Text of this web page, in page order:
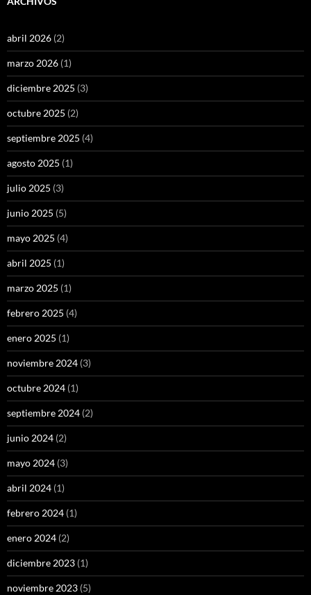
abril 2026 (2)
marzo 2026 (1)
diciembre 2025 (3)
octubre 2025 (2)
septiembre 2025 (4)
agosto 2025 (1)
julio 2025 (3)
junio 2025 (5)
mayo 2025 (4)
abril 2025 (1)
marzo 2025 (1)
febrero 2025 (4)
enero 2025 (1)
noviembre 2024 (3)
octubre 2024 (1)
septiembre 2024 (2)
junio 2024 (2)
mayo 2024 (3)
abril 2024 (1)
febrero 2024 (1)
enero 2024 (2)
diciembre 2023 (1)
noviembre 2023 (5)